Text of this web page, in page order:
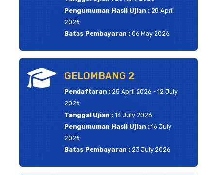
Pengumuman Hasil Ujian : 28 April
2026
Batas Pembayaran :06 May 2026
GELOMBANG 2
Pendaftaran : 25 April 2026 - 12 July
2026
Tanggal Ujian :14 July 2026
Pengumuman Hasil Ujian :16 July
2026
Batas Pembayaran : 23 July 2026